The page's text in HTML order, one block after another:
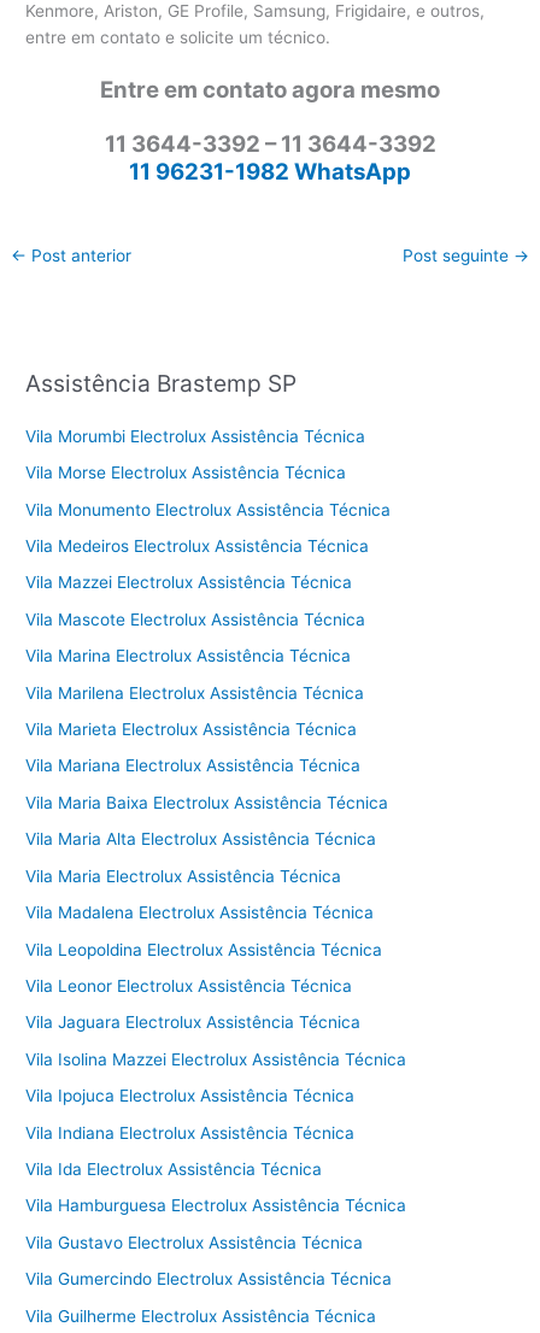
Kenmore, Ariston, GE Profile, Samsung, Frigidaire, e outros,
entre em contato e solicite um técnico.
Entre em contato agora mesmo
11 3644-3392 – 11 3644-3392
11 96231-1982 WhatsApp
← Post anterior Post seguinte →
Assistência Brastemp SP
Vila Morumbi Electrolux Assistência Técnica
Vila Morse Electrolux Assistência Técnica
Vila Monumento Electrolux Assistência Técnica
Vila Medeiros Electrolux Assistência Técnica
Vila Mazzei Electrolux Assistência Técnica
Vila Mascote Electrolux Assistência Técnica
Vila Marina Electrolux Assistência Técnica
Vila Marilena Electrolux Assistência Técnica
Vila Marieta Electrolux Assistência Técnica
Vila Mariana Electrolux Assistência Técnica
Vila Maria Baixa Electrolux Assistência Técnica
Vila Maria Alta Electrolux Assistência Técnica
Vila Maria Electrolux Assistência Técnica
Vila Madalena Electrolux Assistência Técnica
Vila Leopoldina Electrolux Assistência Técnica
Vila Leonor Electrolux Assistência Técnica
Vila Jaguara Electrolux Assistência Técnica
Vila Isolina Mazzei Electrolux Assistência Técnica
Vila Ipojuca Electrolux Assistência Técnica
Vila Indiana Electrolux Assistência Técnica
Vila Ida Electrolux Assistência Técnica
Vila Hamburguesa Electrolux Assistência Técnica
Vila Gustavo Electrolux Assistência Técnica
Vila Gumercindo Electrolux Assistência Técnica
Vila Guilherme Electrolux Assistência Técnica